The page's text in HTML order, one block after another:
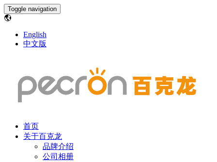
Toggle navigation
English
中文版
首页
关于百克龙
品牌介绍
公司相册